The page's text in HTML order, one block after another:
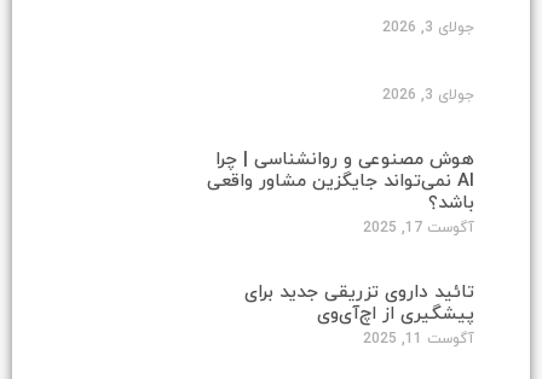
جولای 3, 2026
جولای 3, 2026
هوش مصنوعی و روانشناسی | چرا
AI نمی‌تواند جایگزین مشاور واقعی
باشد؟
آگوست 17, 2025
تائید داروی تزریقی جدید برای
پیشگیری از اچ‌آی‌وی
آگوست 11, 2025